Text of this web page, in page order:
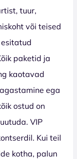
tuur,
või teised
paketid ja
kaotavad
ega
ostud on
VIP
Kui teil
kotha, palun